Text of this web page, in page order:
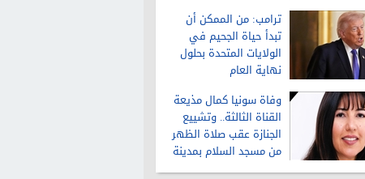
ترامب: من الممكن أن
تبدأ حياة الجحيم في
الولايات المتحدة بحلول
نهاية العام
وفاة سونيا كمال مذيعة
القناة الثالثة.. وتشييع
الجنازة عقب صلاة الظهر
من مسجد السلام بمدينة
نصر